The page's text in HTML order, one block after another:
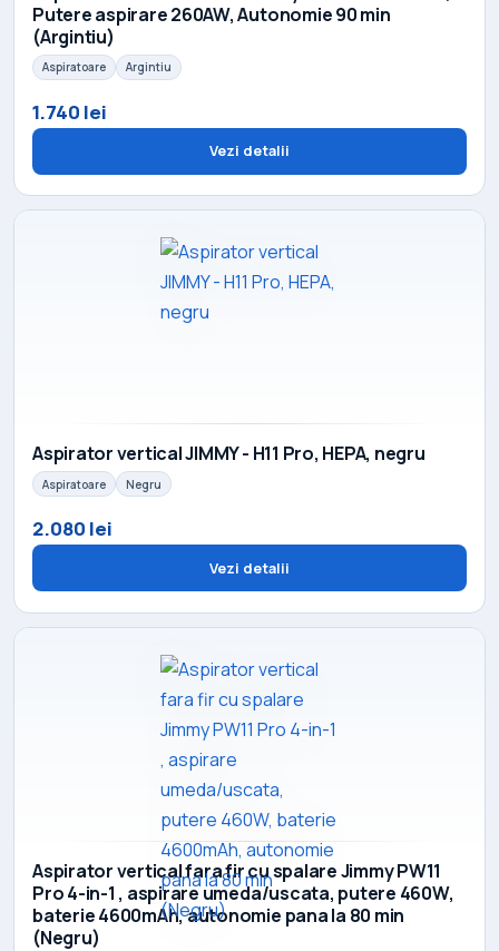
Putere aspirare 260AW, Autonomie 90 min
(Argintiu)
Aspiratoare Argintiu
1.740 lei
Vezi detalii
Aspirator vertical JIMMY - H11 Pro, HEPA, negru
Aspiratoare Negru
2.080 lei
Vezi detalii
Aspirator vertical fara fir cu spalare Jimmy PW11
Pro 4-in-1 , aspirare umeda/uscata, putere 460W,
baterie 4600mAh, autonomie pana la 80 min
(Negru)